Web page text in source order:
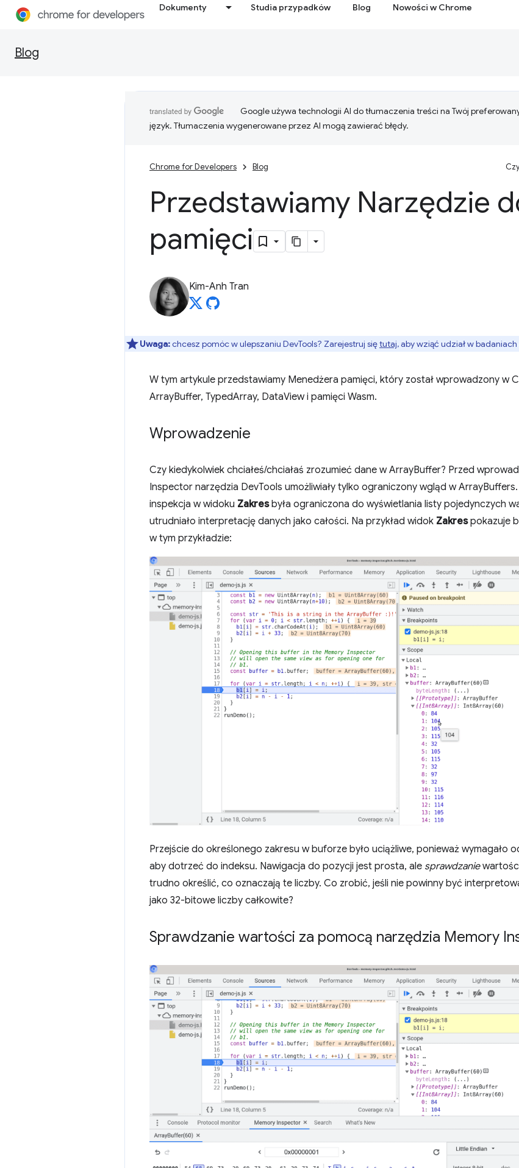
Dokumenty Studia przypadków Blog Nowości w Chrome
Blog
Google używa technologii AI do tłumaczenia treści na Twój
język. Tłumaczenia wygenerowane przez AI mogą zawierać błędy.
Chrome for Developers Blog
Przedstawiamy Narzędzie
pamięci
Kim-Anh Tran
Uwaga:chcesz pomóc w ulepszaniu DevTools? Zarejestruj siętutaj, aby wziąć udział w
W tym artykule przedstawiamy Menedżera pamięci, który został wprowadzony w
ArrayBuffer, TypedArray, DataView i pamięci Wasm.
Wprowadzenie
Czy kiedykolwiek chciałeś/chciałaś zrozumieć dane w ArrayBuffer? Przed
Inspector narzędzia DevTools umożliwiały tylko ograniczony wgląd w
inspekcja w widoku Zakresbyła ograniczona do wyświetlania listy pojedynczych
utrudniało interpretację danych jako całości. Na przykład widok Zakrespokazuje
w tym przykładzie:
Przejście do określonego zakresu w buforze było uciążliwe, ponieważ wymagało
aby dotrzeć do indeksu. Nawigacja do pozycji jest prosta, ale sprawdzanie
trudno określić, co oznaczają te liczby. Co zrobić, jeśli nie powinny być
jako 32-bitowe liczby całkowite?
Sprawdzanie wartości za pomocą narzędzia Memory